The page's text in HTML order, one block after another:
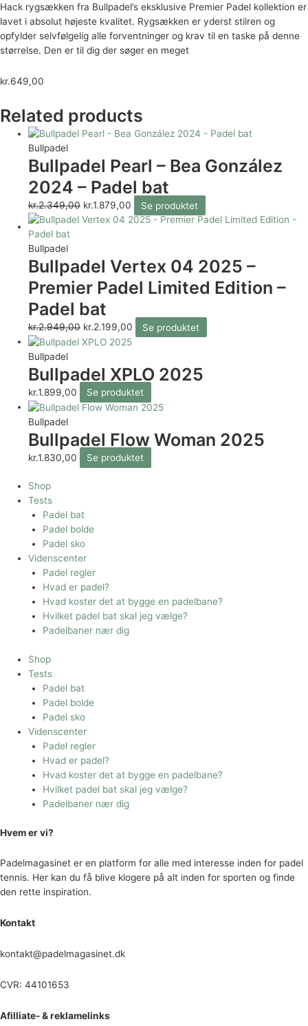
Hack rygsækken fra Bullpadel’s eksklusive Premier Padel kollektion er
lavet i absolut højeste kvalitet. Rygsækken er yderst stilren og
opfylder selvfølgelig alle forventninger og krav til en taske på denne
størrelse. Den er til dig der søger en meget
kr.649,00
Related products
Bullpadel
Bullpadel Pearl – Bea González
2024 – Padel bat
kr.2.349,00 kr.1.879,00 Se produktet
Bullpadel
Bullpadel Vertex 04 2025 –
Premier Padel Limited Edition –
Padel bat
kr.2.949,00 kr.2.199,00 Se produktet
Bullpadel
Bullpadel XPLO 2025
kr.1.899,00 Se produktet
Bullpadel
Bullpadel Flow Woman 2025
kr.1.830,00 Se produktet
Shop
Tests
Padel bat
Padel bolde
Padel sko
Videnscenter
Padel regler
Hvad er padel?
Hvad koster det at bygge en padelbane?
Hvilket padel bat skal jeg vælge?
Padelbaner nær dig
Shop
Tests
Padel bat
Padel bolde
Padel sko
Videnscenter
Padel regler
Hvad er padel?
Hvad koster det at bygge en padelbane?
Hvilket padel bat skal jeg vælge?
Padelbaner nær dig
Hvem er vi?
Padelmagasinet er en platform for alle med interesse inden for padel
tennis. Her kan du få blive klogere på alt inden for sporten og finde
den rette inspiration.
Kontakt
kontakt@padelmagasinet.dk
CVR: 44101653
Afilliate- & reklamelinks